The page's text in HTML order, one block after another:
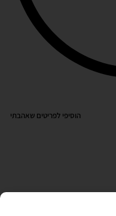
הוסיפי לפריטים שאהבתי